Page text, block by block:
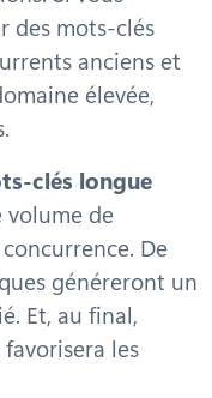
des mots-clés
anciens et
élevée,
clés longue
de
De
généreront un
Et, au final,
les